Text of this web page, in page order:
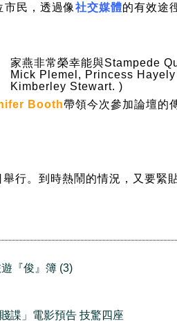
民，透過像社交媒體的有效途
家燕非常榮幸能與Stampede
Mick Plemel, Princess
Kimberley Stewart. )
Booth帶領今次參加論壇的
行。到時熱鬧的情況，又要緊
『俊』簿 (3)
諜」電影預告 技驚四座